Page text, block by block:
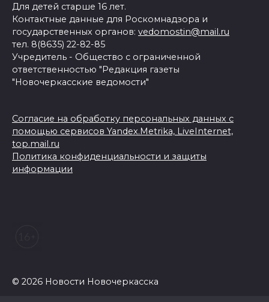
Для детей старше 16 лет.
Контактные данные для Роскомнадзора и
государственных органов: vedomostin@mail.ru
тел. 8(8635) 22-82-85
Учредитель - Общество с ограниченной
ответственностью "Редакция газеты
"Новочеркасские ведомости"
Согласие на обработку персональных данных с
помощью сервисов Yandex.Metrika, LiveInternet,
top.mail.ru
Политика конфиденциальности и защиты
информации
© 2026 Новости Новочеркасска